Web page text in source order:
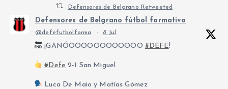
Defensores de Belgrano Retweeted
Defensores de Belgrano fútbol formativo
@defefutbolforma · 8 Jul
¡GANÓOOOOOOOOOOOO #DEFE!
#Defe 2-1 San Miguel
Luca De Maio y Matías Gómez